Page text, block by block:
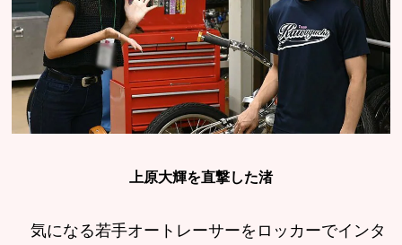
上原大輝を直撃した渚
気になる若手オートレーサーをロッカーでインタ